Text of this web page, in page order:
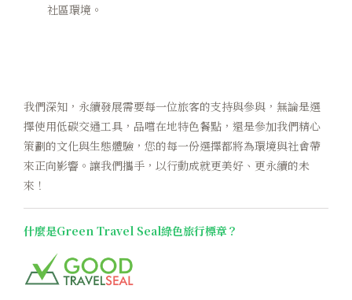
社區環境。
我們深知，永續發展需要每一位旅客的支持與參與，無論是選
擇使用低碳交通工具，品嚐在地特色餐點，還是參加我們精心
策劃的文化與生態體驗，您的每一份選擇都將為環境與社會帶
來正向影響。讓我們攜手，以行動成就更美好、更永續的未
來！
什麼是Green Travel Seal綠色旅行標章？